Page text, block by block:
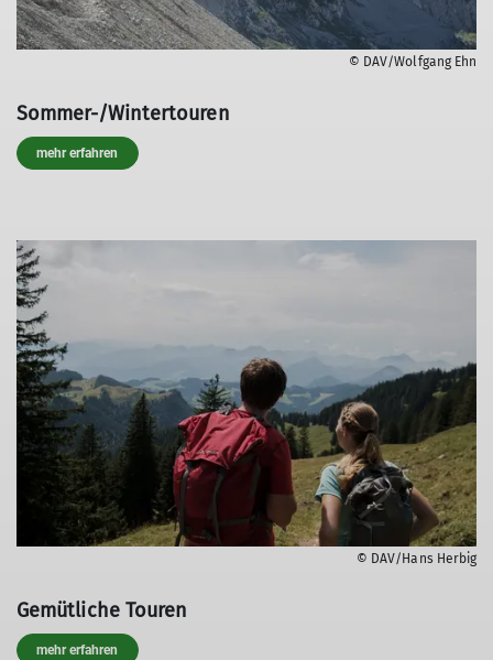
© DAV/Wolfgang Ehn
Sommer-/Wintertouren
mehr erfahren
© DAV/Hans Herbig
Gemütliche Touren
mehr erfahren